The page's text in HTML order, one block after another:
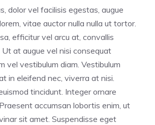
dolor vel facilisis egestas, augue
vitae auctor nulla nulla ut tortor.
efficitur vel arcu at, convallis
Ut at augue vel nisi consequat
vel vestibulum diam. Vestibulum
in eleifend nec, viverra at nisi.
tincidunt. Integer ornare
accumsan lobortis enim, ut
sit amet. Suspendisse eget